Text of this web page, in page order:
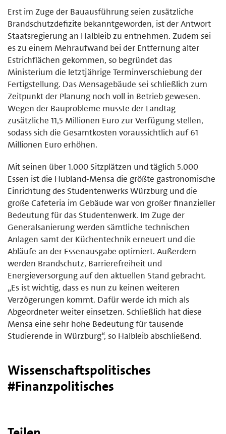
Erst im Zuge der Bauausführung seien zusätzliche
Brandschutzdefizite bekanntgeworden, ist der Antwort
Staatsregierung an Halbleib zu entnehmen. Zudem sei
es zu einem Mehraufwand bei der Entfernung alter
Estrichflächen gekommen, so begründet das
Ministerium die letztjährige Terminverschiebung der
Fertigstellung. Das Mensagebäude sei schließlich zum
Zeitpunkt der Planung noch voll in Betrieb gewesen.
Wegen der Bauprobleme musste der Landtag
zusätzliche 11,5 Millionen Euro zur Verfügung stellen,
sodass sich die Gesamtkosten voraussichtlich auf 61
Millionen Euro erhöhen.
Mit seinen über 1.000 Sitzplätzen und täglich 5.000
Essen ist die Hubland-Mensa die größte gastronomische
Einrichtung des Studentenwerks Würzburg und die
große Cafeteria im Gebäude war von großer finanzieller
Bedeutung für das Studentenwerk. Im Zuge der
Generalsanierung werden sämtliche technischen
Anlagen samt der Küchentechnik erneuert und die
Abläufe an der Essenausgabe optimiert. Außerdem
werden Brandschutz, Barrierefreiheit und
Energieversorgung auf den aktuellen Stand gebracht.
„Es ist wichtig, dass es nun zu keinen weiteren
Verzögerungen kommt. Dafür werde ich mich als
Abgeordneter weiter einsetzen. Schließlich hat diese
Mensa eine sehr hohe Bedeutung für tausende
Studierende in Würzburg“, so Halbleib abschließend.
Wissenschaftspolitisches
#Finanzpolitisches